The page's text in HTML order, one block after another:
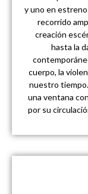
y uno en
recorrido
creación
hasta la
cuerpo, la
nuestro
una ventana
por su